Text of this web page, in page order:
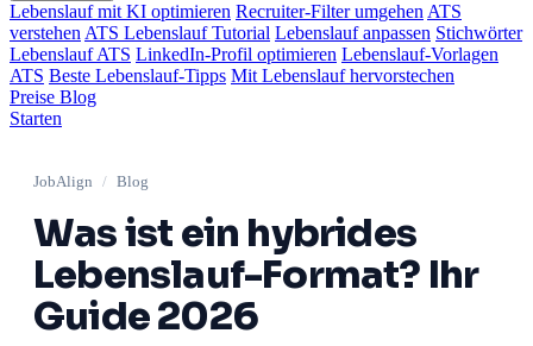
Lebenslauf mit KI optimieren Recruiter-Filter umgehen ATS
verstehen ATS Lebenslauf Tutorial Lebenslauf anpassen Stichwörter
Lebenslauf ATS LinkedIn-Profil optimieren Lebenslauf-Vorlagen
ATS Beste Lebenslauf-Tipps Mit Lebenslauf hervorstechen
Preise Blog
Starten
JobAlign / Blog
Was ist ein hybrides
Lebenslauf-Format? Ihr
Guide 2026